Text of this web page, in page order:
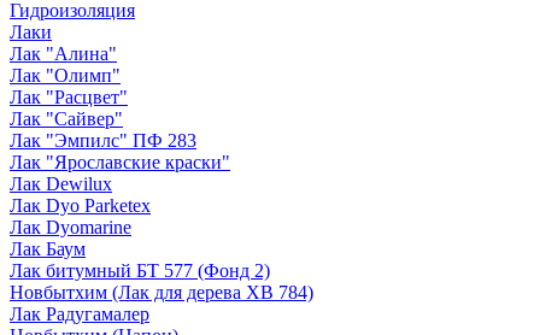
Гидроизоляция
Лаки
Лак "Алина"
Лак "Олимп"
Лак "Расцвет"
Лак "Сайвер"
Лак "Эмпилс" ПФ 283
Лак "Ярославские краски"
Лак Dewilux
Лак Dyo Parketex
Лак Dyomarine
Лак Баум
Лак битумный БТ 577 (Фонд 2)
Новбытхим (Лак для дерева ХВ 784)
Лак Радугамалер